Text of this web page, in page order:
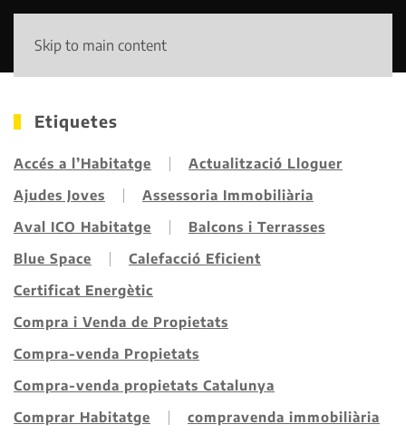
Skip to main content
Etiquetes
Accés a l’Habitatge
Actualització Lloguer
Ajudes Joves
Assessoria Immobiliària
Aval ICO Habitatge
Balcons i Terrasses
Blue Space
Calefacció Eficient
Certificat Energètic
Compra i Venda de Propietats
Compra-venda Propietats
Compra-venda propietats Catalunya
Comprar Habitatge
compravenda immobiliària